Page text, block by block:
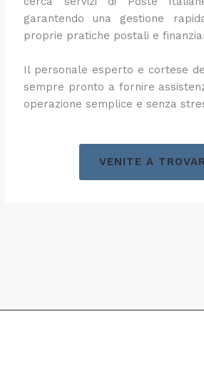
garantendo una gestione
proprie pratiche postali e
Il personale esperto e cortese
sempre pronto a fornire
operazione semplice e senza
VENITE A